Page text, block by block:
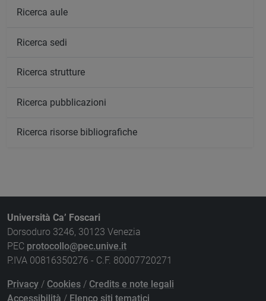
Ricerca aule
Ricerca sedi
Ricerca strutture
Ricerca pubblicazioni
Ricerca risorse bibliografiche
Università Ca’ Foscari
Dorsoduro 3246, 30123 Venezia
PEC protocollo@pec.unive.it
P.IVA 00816350276 - C.F. 80007720271
Privacy / Cookies / Credits e note legali
Accessibilità / Elenco siti tematici